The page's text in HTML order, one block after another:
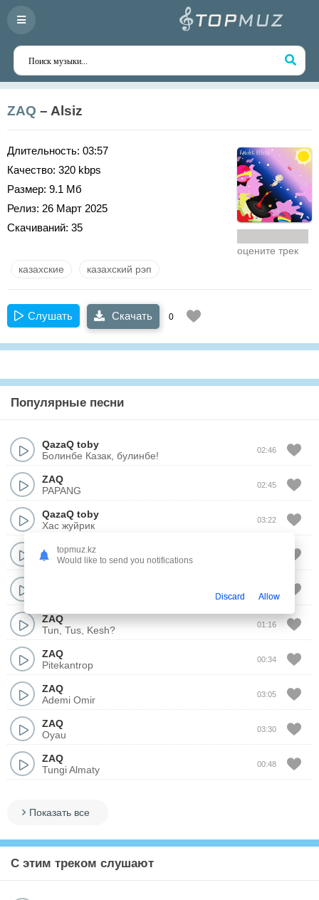
ZAQ – Alsiz
Длительность: 03:57
Качество: 320 kbps
Размер: 9.1 Мб
Релиз: 26 Март 2025
Скачиваний: 35
оцените трек
казахские казахский рэп
Слушать Скачать 0
Популярные песни
QazaQ toby
Болинбе Казак, булинбе!
02:46
ZAQ
PAPANG
02:45
QazaQ toby
Хас жуйрик
03:22
ZAQ
Scenario
ZAQ
Tun, Tus, Kesh?
01:16
ZAQ
Pitekantrop
00:34
ZAQ
Ademi Omir
03:05
ZAQ
Oyau
03:30
ZAQ
Tungi Almaty
00:48
Показать все
С этим треком слушают
topmuz.kz
Would like to send you notifications
Discard Allow